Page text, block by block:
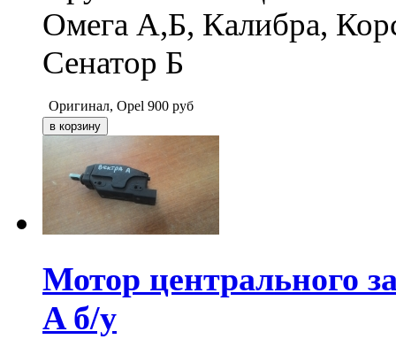
Омега А,Б, Калибра,
Сенатор Б
Оригинал, Opel 900 руб
Мотор центрального
A б/у